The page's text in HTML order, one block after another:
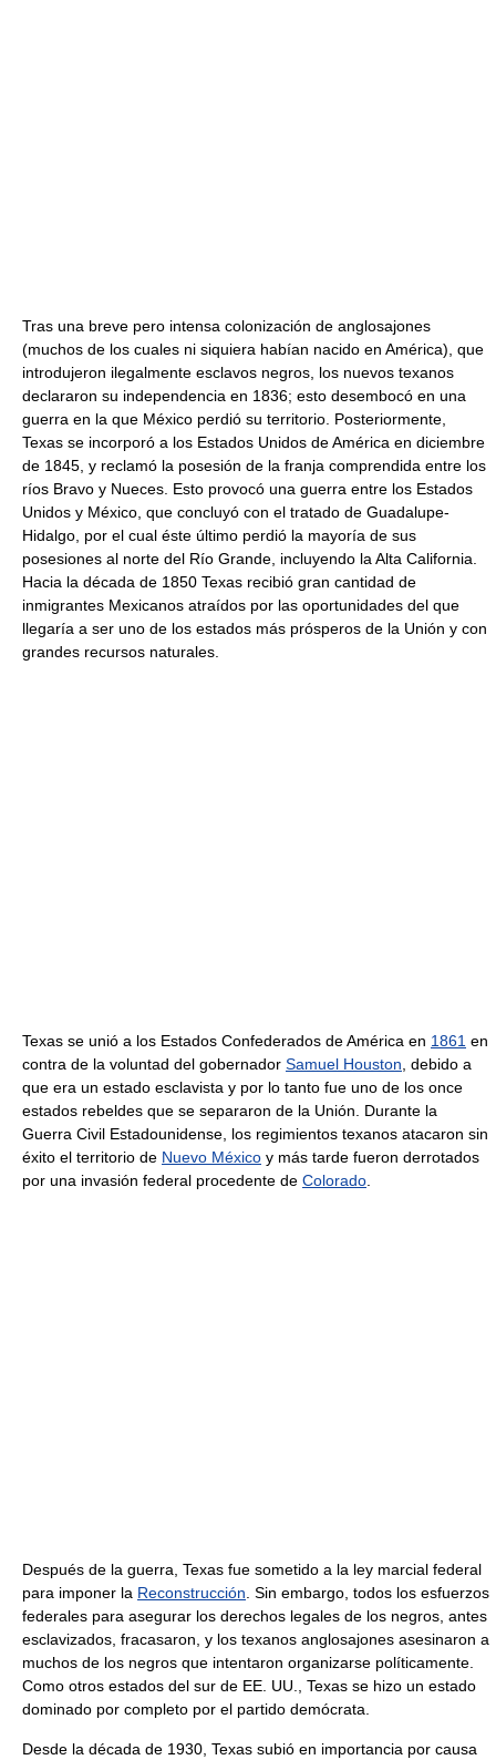
Tras una breve pero intensa colonización de anglosajones
(muchos de los cuales ni siquiera habían nacido en América), que
introdujeron ilegalmente esclavos negros, los nuevos texanos
declararon su independencia en 1836; esto desembocó en una
guerra en la que México perdió su territorio. Posteriormente,
Texas se incorporó a los Estados Unidos de América en diciembre
de 1845, y reclamó la posesión de la franja comprendida entre los
ríos Bravo y Nueces. Esto provocó una guerra entre los Estados
Unidos y México, que concluyó con el tratado de Guadalupe-
Hidalgo, por el cual éste último perdió la mayoría de sus
posesiones al norte del Río Grande, incluyendo la Alta California.
Hacia la década de 1850 Texas recibió gran cantidad de
inmigrantes Mexicanos atraídos por las oportunidades del que
llegaría a ser uno de los estados más prósperos de la Unión y con
grandes recursos naturales.
Texas se unió a los Estados Confederados de América en 1861 en
contra de la voluntad del gobernador Samuel Houston, debido a
que era un estado esclavista y por lo tanto fue uno de los once
estados rebeldes que se separaron de la Unión. Durante la
Guerra Civil Estadounidense, los regimientos texanos atacaron sin
éxito el territorio de Nuevo México y más tarde fueron derrotados
por una invasión federal procedente de Colorado.
Después de la guerra, Texas fue sometido a la ley marcial federal
para imponer la Reconstrucción. Sin embargo, todos los esfuerzos
federales para asegurar los derechos legales de los negros, antes
esclavizados, fracasaron, y los texanos anglosajones asesinaron a
muchos de los negros que intentaron organizarse políticamente.
Como otros estados del sur de EE. UU., Texas se hizo un estado
dominado por completo por el partido demócrata.
Desde la década de 1930, Texas subió en importancia por causa